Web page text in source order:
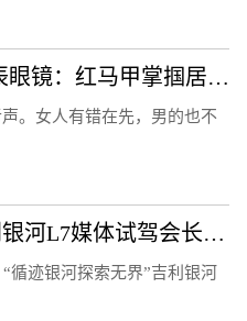
红马甲掌掴居民（xj星辰眼镜：红马甲掌掴居民）
。女人有错在先，男的也不
循迹银河 探索无界 吉利银河L7媒体试驾会长春站圆满结束！
循迹银河探索无界”吉利银河